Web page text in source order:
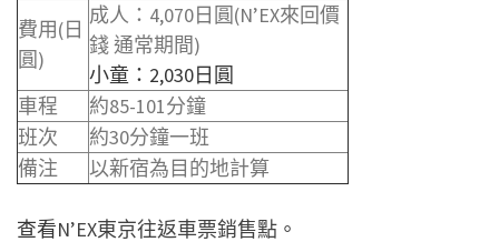
費用(日
圓)
成人：4,070日圓(N’EX來回價
錢 通常期間)
小童：2,030日圓
車程
約85-101分鐘
班次
約30分鐘一班
備注
以新宿為目的地計算
查看N’EX東京往返車票銷售點 。